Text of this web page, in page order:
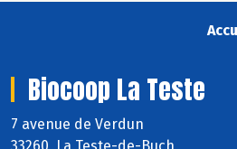
Biocoop La Teste
7 avenue de Verdun
33260 La Teste-de-Buch